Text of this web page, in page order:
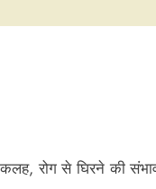
रोग से घिरने की